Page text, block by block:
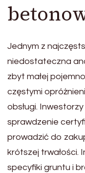
Jednym z
niedostateczna
zbyt małej
częstymi
obsługi.
sprawdzenie
prowadzić do
krótszej trwałości.
specyfiki gruntu i